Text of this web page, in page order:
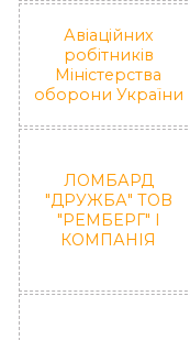
Авіаційних
робітників
Міністерства
оборони України
ЛОМБАРД
"ДРУЖБА" ТОВ
"РЕМБЕРГ" І
КОМПАНІЯ